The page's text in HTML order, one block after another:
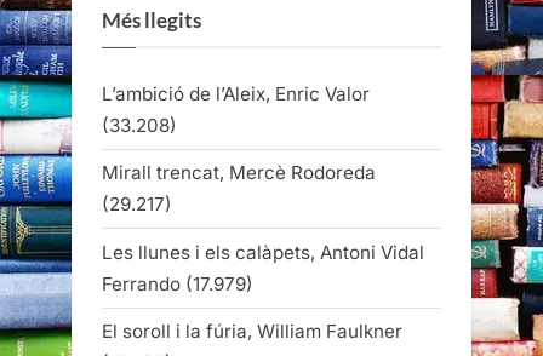
Mirall trencat, Mercè Rodoreda
Les llunes i els calàpets, Antoni Vidal
Ferrando
El soroll i la fúria, William Faulkner
(17.420)
Sants innocents a Gaza (17.192)
Si entra boira no tendré on anar,
Antoni Vidal Ferrando, Edicions Proa,